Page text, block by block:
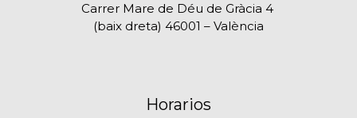
Carrer Mare de Déu de Gràcia 4
(baix dreta) 46001 – València
Horarios